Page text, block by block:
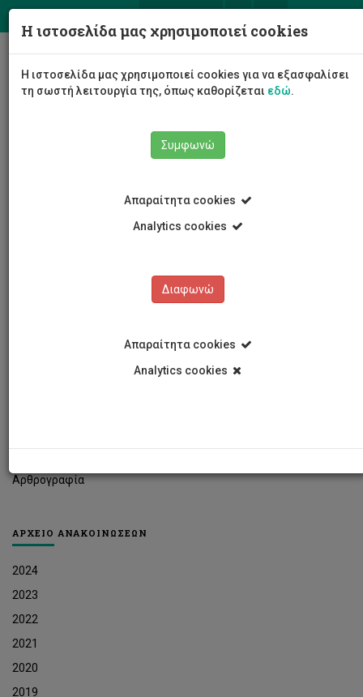
Αρθρογραφία
ΑΡΧΕΙΟ ΑΝΑΚΟΙΝΩΣΕΩΝ
2024
2023
2022
2021
2020
2019
Η ιστοσελίδα μας χρησιμοποιεί cookies
Η ιστοσελίδα μας χρησιμοποιεί cookies για να εξασφαλίσει
τη σωστή λειτουργία της, όπως καθορίζεται εδώ.
Συμφωνώ
Απαραίτητα cookies
Analytics cookies
Διαφωνώ
Απαραίτητα cookies
Analytics cookies